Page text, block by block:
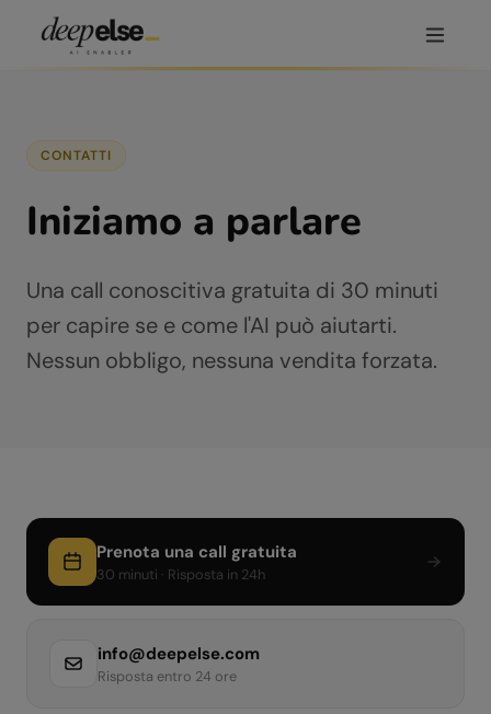
CONTATTI
Iniziamo a parlare
Una call conoscitiva gratuita di 30 minuti
per capire se e come l'AI può aiutarti.
Nessun obbligo, nessuna vendita forzata.
Prenota una call gratuita
30 minuti · Risposta in 24h
info@deepelse.com
Risposta entro 24 ore